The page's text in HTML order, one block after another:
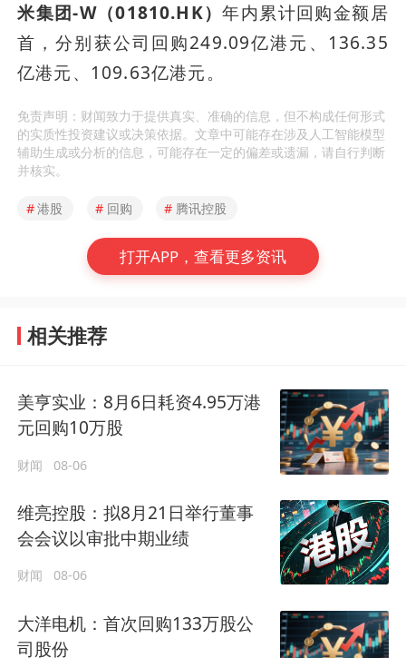
米集团-W（01810.HK）年内累计回购金额居
首，分别获公司回购249.09亿港元、136.35
亿港元、109.63亿港元。
免责声明：财闻致力于提供真实、准确的信息，但不构成任何形式
的实质性投资建议或决策依据。文章中可能存在涉及人工智能模型
辅助生成或分析的信息，可能存在一定的偏差或遗漏，请自行判断
并核实。
#港股 # 回购 # 腾讯控股
打开APP，查看更多资讯
相关推荐
美亨实业：8月6日耗资4.95万港
元回购10万股
财闻 08-06
维亮控股：拟8月21日举行董事
会会议以审批中期业绩
财闻 08-06
大洋电机：首次回购133万股公
司股份